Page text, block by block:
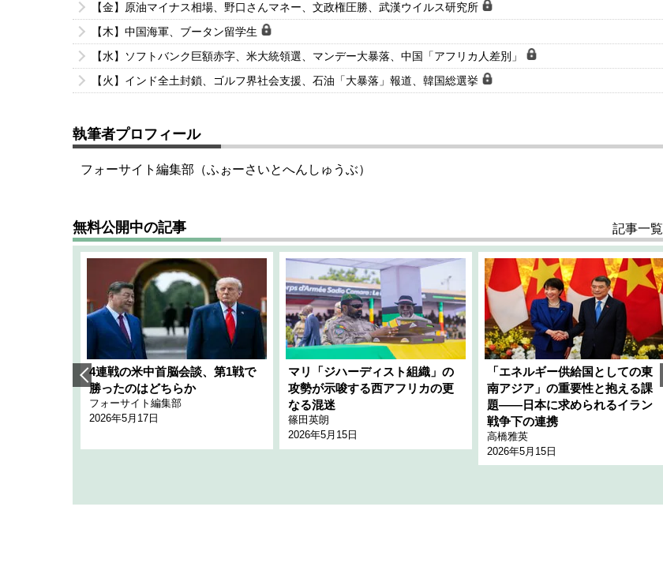
【金】原油マイナス相場、野口さんマネー、文政権圧勝、武漢ウイルス研究所
【木】中国海軍、ブータン留学生
【水】ソフトバンク巨額赤字、米大統領選、マンデー大暴落、中国「アフリカ人差別」
【火】インド全土封鎖、ゴルフ界社会支援、石油「大暴落」報道、韓国総選挙
執筆者プロフィール
フォーサイト編集部（ふぉーさいとへんしゅうぶ）
無料公開中の記事 記事一覧
4連戦の米中首脳会談、第1戦で
勝ったのはどちらか
フォーサイト編集部
2026年5月17日
マリ「ジハーディスト組織」の
攻勢が示唆する西アフリカの更
なる混迷
篠田英朗
2026年5月15日
「エネルギー供給国としての東
南アジア」の重要性と抱える課
題――日本に求められるイラン
戦争下の連携
高橋雅英
2026年5月15日